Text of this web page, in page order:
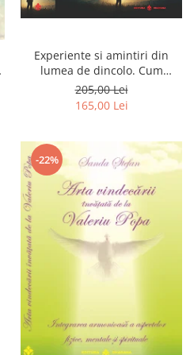
Experiente si amintiri din
lumea de dincolo. Cum
obtinem puteri
extrasenzoriale - cu exercitii
205,00 Lei
165,00 Lei
-22%